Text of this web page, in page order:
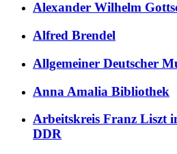
Alexander Wilhelm
Alfred Brendel
Allgemeiner Deutscher
Anna Amalia Bibliothek
Arbeitskreis Franz Liszt
DDR